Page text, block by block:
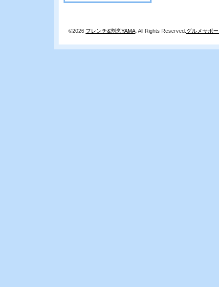
©2026 フレンチ&割烹YAMA . All Rights Reserved. グルメサポ